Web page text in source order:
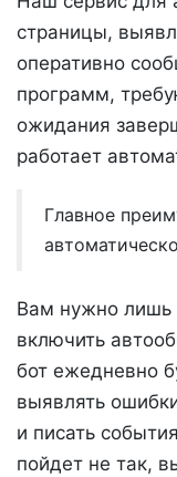
страницы,
оперативно
программ,
ожидания
работает
Главное
Вам нужно лишь
включить
бот ежедневно
выявлять
и писать
пойдет не так,